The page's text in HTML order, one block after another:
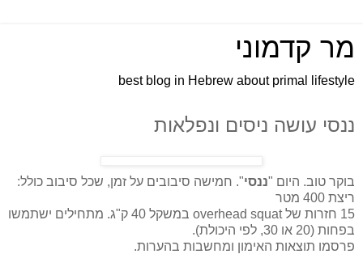
מר קדמוני
best blog in Hebrew about primal lifestyle
ננסי עושה ניסים ונפלאות
בוקר טוב. היום "ננסי". חמישה סיבובים על זמן, שכל סיבוב כולל:
ריצת 400 מטר
15 חזרות של overhead squat במשקל 40 ק"ג. מתחילים ישתמשו
בפחות (20 או 30, לפי היכולת).
פרסמו תוצאות האימון ומחשבות בהערות.